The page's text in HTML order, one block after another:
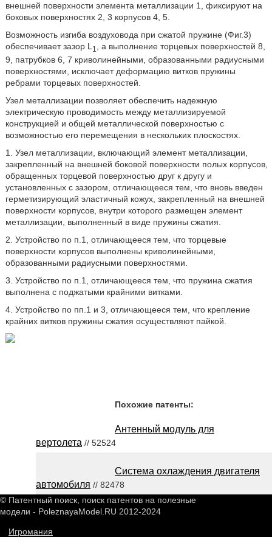
внешней поверхности элемента металлизации 1, фиксируют на
боковых поверхностях 2, 3 корпусов 4, 5.
Возможность изгиба воздуховода при сжатой пружине (Фиг.3)
обеспечивает зазор L 1
, а выполнение торцевых поверхностей 8,
9, патрубков 6, 7 криволинейными, образованными радиусными
поверхностями, исключает деформацию витков пружины
ребрами торцевых поверхностей.
Узел металлизации позволяет обеспечить надежную
электрическую проводимость между металлизируемой
конструкцией и общей металлической поверхностью с
возможностью его перемещения в нескольких плоскостях.
1. Узел металлизации, включающий элемент металлизации,
закрепленный на внешней боковой поверхности полых корпусов,
обращенных торцевой поверхностью друг к другу и
установленных с зазором, отличающееся тем, что вновь введен
герметизирующий эластичный кожух, закрепленный на внешней
поверхности корпусов, внутри которого размещен элемент
металлизации, выполненный в виде пружины сжатия.
2. Устройство по п.1, отличающееся тем, что торцевые
поверхности корпусов выполнены криволинейными,
образованными радиусными поверхностями.
3. Устройство по п.1, отличающееся тем, что пружина сжатия
выполнена с поджатыми крайними витками.
4. Устройство по пп.1 и 3, отличающееся тем, что крепление
крайних витков пружины сжатия осуществляют пайкой.
Похожие патенты:
Антенный модуль для
вертолета // 52524
Система охлаждения двигателя
автомобиля // 82478
© Патентный поиск, поиск патентов на полезные
модели - PoleznayaModel.RU 2012-2024
Игромания